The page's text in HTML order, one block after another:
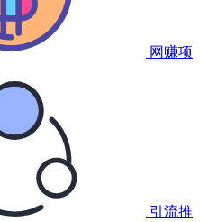
网赚项
引流推